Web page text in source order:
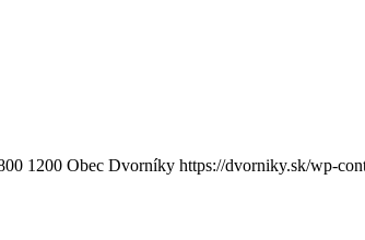
1200 Obec Dvorníky https://dvorniky.sk/wp-